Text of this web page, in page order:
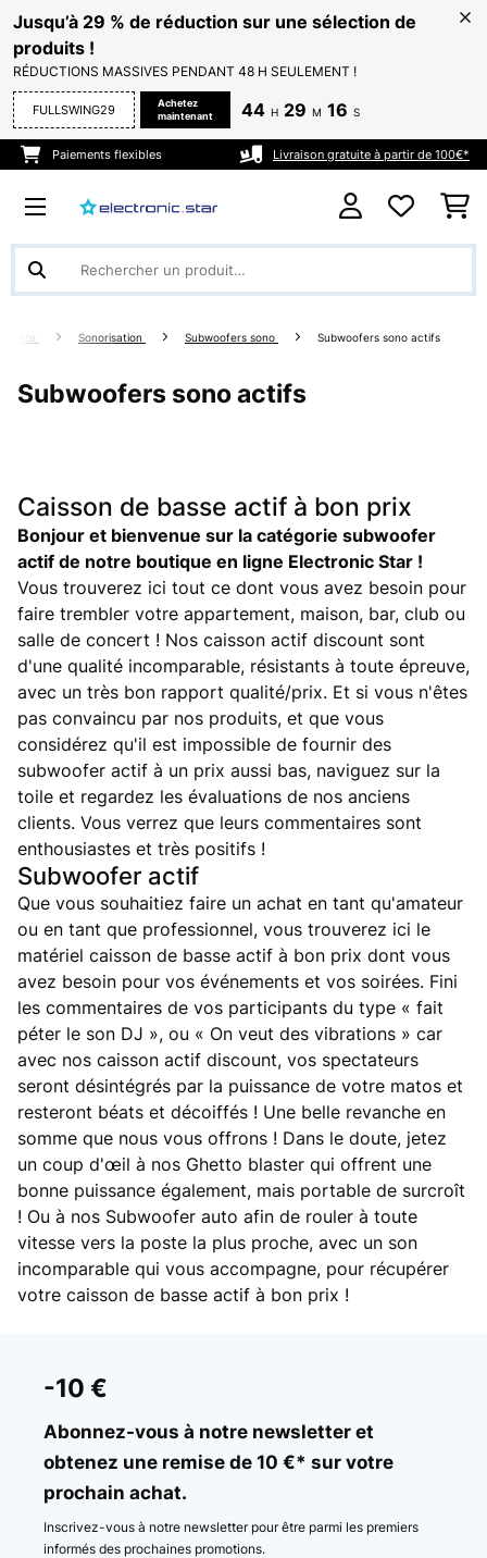
Jusqu’à 29 % de réduction sur une sélection de
produits !
RÉDUCTIONS MASSIVES PENDANT 48 H SEULEMENT !
FULLSWING29
Achetez
maintenant
44 H 29 M 16 S
Paiements flexibles Livraison gratuite à partir de 100€*
Sonorisation Subwoofers sono Subwoofers sono actifs
Subwoofers sono actifs
Caisson de basse actif à bon prix
Bonjour et bienvenue sur la catégorie subwoofer
actif de notre boutique en ligne Electronic Star !
Vous trouverez ici tout ce dont vous avez besoin pour
faire trembler votre appartement, maison, bar, club ou
salle de concert ! Nos caisson actif discount sont
d'une qualité incomparable, résistants à toute épreuve,
avec un très bon rapport qualité/prix. Et si vous n'êtes
pas convaincu par nos produits, et que vous
considérez qu'il est impossible de fournir des
subwoofer actif à un prix aussi bas, naviguez sur la
toile et regardez les évaluations de nos anciens
clients. Vous verrez que leurs commentaires sont
enthousiastes et très positifs !
Subwoofer actif
Que vous souhaitiez faire un achat en tant qu'amateur
ou en tant que professionnel, vous trouverez ici le
matériel caisson de basse actif à bon prix dont vous
avez besoin pour vos événements et vos soirées. Fini
les commentaires de vos participants du type « fait
péter le son DJ », ou « On veut des vibrations » car
avec nos caisson actif discount, vos spectateurs
seront désintégrés par la puissance de votre matos et
resteront béats et décoiffés ! Une belle revanche en
somme que nous vous offrons ! Dans le doute, jetez
un coup d'œil à nos Ghetto blaster qui offrent une
bonne puissance également, mais portable de surcroît
! Ou à nos Subwoofer auto afin de rouler à toute
vitesse vers la poste la plus proche, avec un son
incomparable qui vous accompagne, pour récupérer
votre caisson de basse actif à bon prix !
-10 €
Abonnez-vous à notre newsletter et
obtenez une remise de 10 €* sur votre
prochain achat.
Inscrivez-vous à notre newsletter pour être parmi les premiers
informés des prochaines promotions.